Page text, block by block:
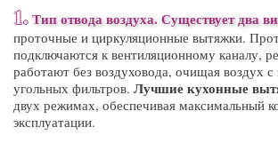
1.Тип отвода воздуха. Существует два
проточные и циркуляционные вытяжки.
подключаются к вентиляционному каналу,
работают без воздуховода, очищая воздух
угольных фильтров. Лучшие кухонные
двух режимах, обеспечивая максимальный
эксплуатации.